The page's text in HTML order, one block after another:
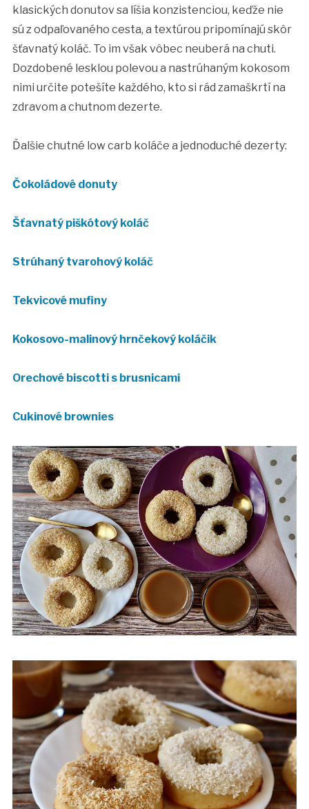
klasických donutov sa líšia konzistenciou, keďže nie
sú z odpaľovaného cesta, a textúrou pripomínajú skôr
šťavnatý koláč. To im však vôbec neuberá na chuti.
Dozdobené lesklou polevou a nastrúhaným kokosom
nimi určite potešíte každého, kto si rád zamaškrtí na
zdravom a chutnom dezerte.
Ďalšie chutné low carb koláče a jednoduché dezerty:
Čokoládové donuty
Šťavnatý piškótový koláč
Strúhaný tvarohový koláč
Tekvicové mufiny
Kokosovo-malinový hrnčekový koláčik
Orechové biscotti s brusnicami
Cukinové brownies